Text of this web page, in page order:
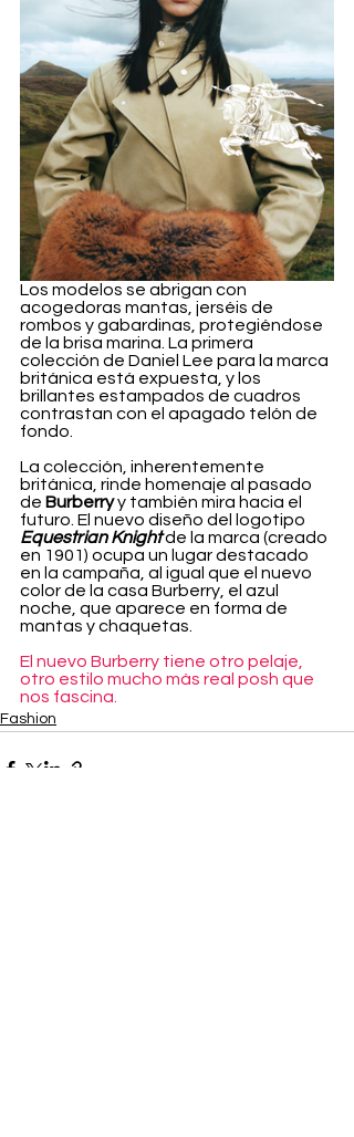
Los modelos se abrigan con
acogedoras mantas, jerséis de
rombos y gabardinas, protegiéndose
de la brisa marina. La primera
colección de Daniel Lee para la marca
británica está expuesta, y los
brillantes estampados de cuadros
contrastan con el apagado telón de
fondo.
La colección, inherentemente
británica, rinde homenaje al pasado
de Burberry y también mira hacia el
futuro. El nuevo diseño del logotipo
Equestrian Knight de la marca (creado
en 1901) ocupa un lugar destacado
en la campaña, al igual que el nuevo
color de la casa Burberry, el azul
noche, que aparece en forma de
mantas y chaquetas.
El nuevo Burberry tiene otro pelaje,
otro estilo mucho más real posh que
nos fascina.
Fashion